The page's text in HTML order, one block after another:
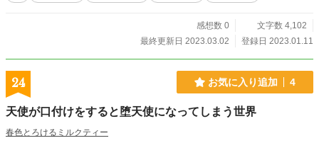
感想数 0
文字数 4,102
最終更新日 2023.03.02
登録日 2023.01.11
24 お気に入り追加 4
天使が口付けをすると堕天使になってしまう世界
春色とろけるミルクティー